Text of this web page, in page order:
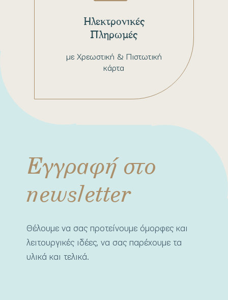
με Χρεωστική & Πιστωτική
κάρτα
Ηλεκτρονικές
Πληρωμές
Εγγραφή στο
newsletter
Θέλουμε να σας προτείνουμε όμορφες και
λειτουργικές ιδέες, να σας παρέχουμε τα
υλικά και τελικά.